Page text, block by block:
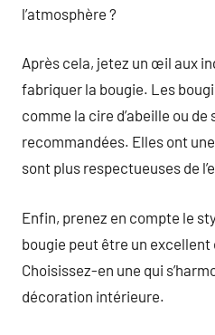
l’atmosphère ?
Après cela, jetez un œil aux
fabriquer la bougie. Les
comme la cire d’abeille ou
recommandées. Elles ont
sont plus respectueuses de
Enfin, prenez en compte le
bougie peut être un
Choisissez-en une qui
décoration intérieure.